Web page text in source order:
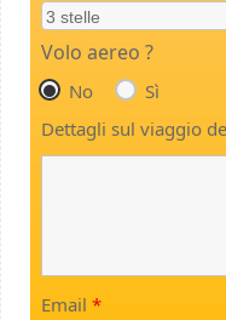
Volo aereo ?
No Sì
Dettagli sul viaggio
Email *